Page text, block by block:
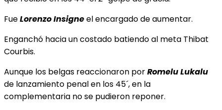
FueLorenzo Insigneel encargado de aumentar.
Enganchó hacia un costado batiendo al meta Thibat
Courbis.
Aunque los belgas reaccionaron porRomelu Lukalu
de lanzamiento penal en los 45´, en la
complementaria no se pudieron reponer.